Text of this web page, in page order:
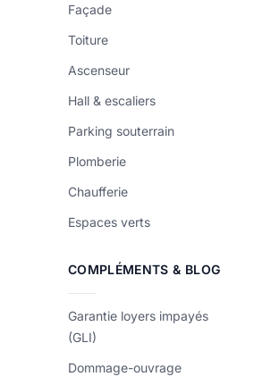
Façade
Toiture
Ascenseur
Hall & escaliers
Parking souterrain
Plomberie
Chaufferie
Espaces verts
COMPLÉMENTS & BLOG
Garantie loyers impayés
(GLI)
Dommage-ouvrage